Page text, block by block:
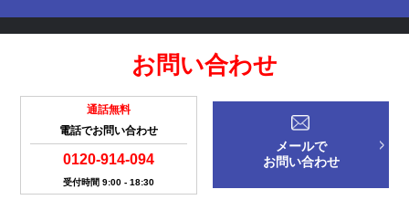
お問い合わせ
通話無料
電話でお問い合わせ
0120-914-094
受付時間 9:00 - 18:30
メールで
お問い合わせ